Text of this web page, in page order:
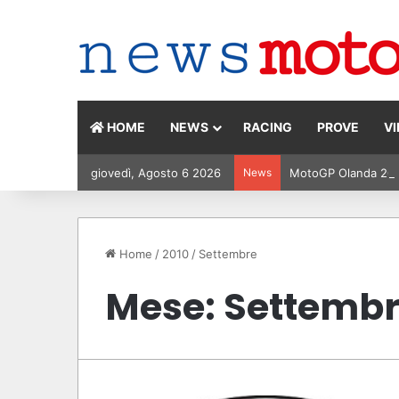
HOME NEWS RACING PROVE
giovedì, Agosto 6 2026 News MotoGP Olanda
Home / 2010 / Settembre
Mese: